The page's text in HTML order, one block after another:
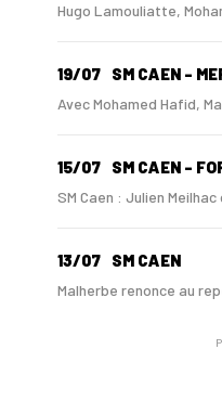
Hugo Lamouliatte,
19/07 SM CAEN -
Avec Mohamed Hafid,
15/07 SM CAEN -
SM Caen : Julien
13/07 SM CAEN
Malherbe renonce au